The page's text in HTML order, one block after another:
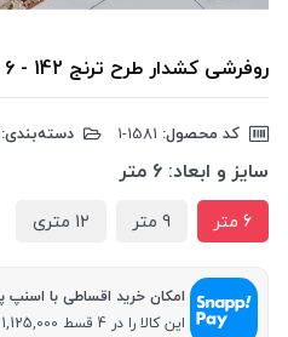
روفرشی کشدار طرح ترنج 142 - 6 متری
کد محصول: دسته‌بندی:
سایز و ابعاد: 6 متر
6 متر 9 متر 12 متری
امکان خرید اقساطی با اسنپ
این کالا را در 4 قسط 1,125,000 تومانی بخرید